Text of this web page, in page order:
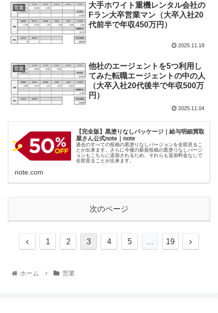
営業
大手ホワイト重機レンタル会社の
Fラン大卒営業マン（大卒入社20
代前半で年収450万円）
2025.11.18
営業
他社のエージェントを5つ利用し
てみた転職エージェントの中の人
（大卒入社20代後半で年収500万
円）
2025.11.04
【完全版】黒塗りなしパッケージ｜給与明細買取
屋さん公式note｜note
過去のすべての投稿の黒塗りなしバージョンを全部見るこ
とが出来ます。さらに今後の新規投稿の黒塗りなしバージ
ョンもこちらに追加されるため、それらも追加料金なしで
全部見ることが出来ます。
note.com
次のページ
1 2 3 4 5 … 19
ホーム 営業